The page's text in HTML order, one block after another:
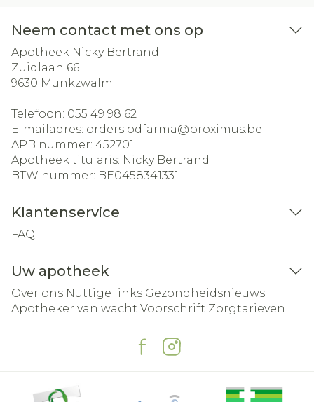
Neem contact met ons op
Apotheek Nicky Bertrand
Zuidlaan 66
9630 Munkzwalm
Telefoon: 055 49 98 62
E-mailadres: orders.bdfarma@proximus.be
APB nummer: 452701
Apotheek titularis: Nicky Bertrand
BTW nummer: BE0458341331
Klantenservice
FAQ
Uw apotheek
Over ons Nuttige links Gezondheidsnieuws
Apotheker van wacht Voorschrift Zorgtarieven